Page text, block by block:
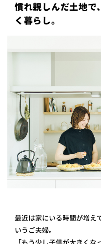
慣れ親しんだ土地で
く暮らし。
最近は家にいる時間が増え
いうご夫婦。